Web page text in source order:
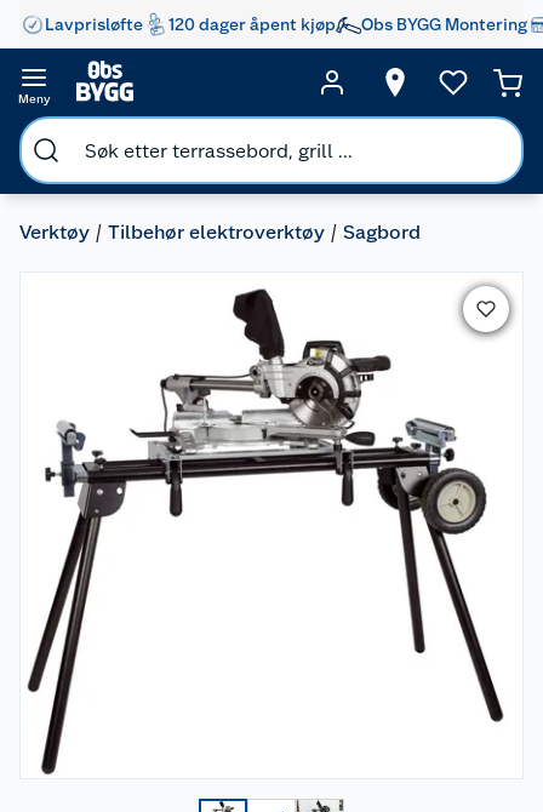
Lavprisløfte 120 dager åpent kjøp Obs BYGG Montering
Meny
Verktøy Tilbehør elektroverktøy Sagbord